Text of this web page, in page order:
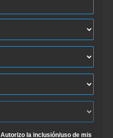
Autorizo la inclusión/uso de mis